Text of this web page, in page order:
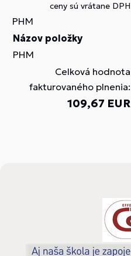
ceny sú vrátane DPH
PHM
Názov položky
PHM
Celková hodnota
fakturovaného plnenia:
109,67 EUR